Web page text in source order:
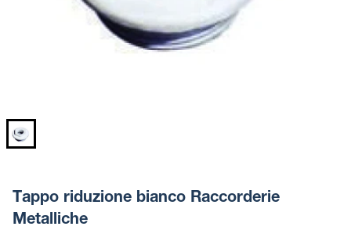
Tappo riduzione bianco Raccorderie
Metalliche